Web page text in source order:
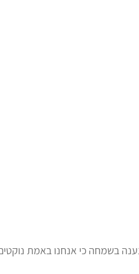
בשמחה כי אנחנו באמת